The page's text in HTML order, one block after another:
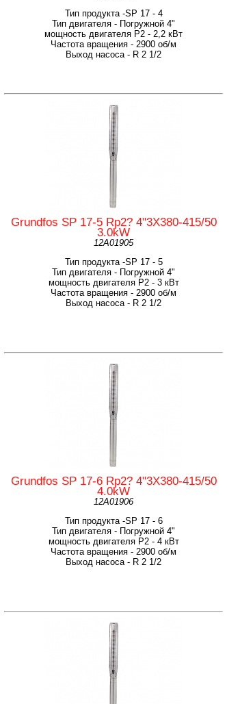
Тип продукта -SP 17 - 4
Тип двигателя - Погружной 4"
мощность двигателя Р2 - 2,2 кВт
Частота вращения - 2900 об/м
Выход насоса - R 2 1/2
Grundfos SP 17-5 Rp2? 4"3X380-415/50
3.0kW
12A01905
Тип продукта -SP 17 - 5
Тип двигателя - Погружной 4"
мощность двигателя Р2 - 3 кВт
Частота вращения - 2900 об/м
Выход насоса - R 2 1/2
Grundfos SP 17-6 Rp2? 4"3X380-415/50
4.0kW
12A01906
Тип продукта -SP 17 - 6
Тип двигателя - Погружной 4"
мощность двигателя Р2 - 4 кВт
Частота вращения - 2900 об/м
Выход насоса - R 2 1/2